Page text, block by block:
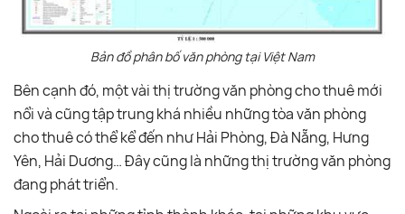
Bản đồ phân bố văn phòng tại Việt Nam
Bên cạnh đó, một vài thị trường văn phòng cho thuê mới
nổi và cũng tập trung khá nhiều những tòa văn phòng
cho thuê có thể kể đến như Hải Phòng, Đà Nẵng, Hưng
Yên, Hải Dương… Đây cũng là những thị trường văn phòng
đang phát triển.